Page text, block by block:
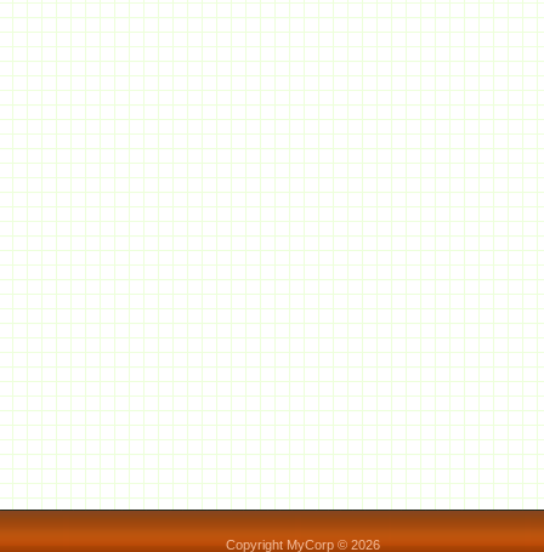
Copyright MyCorp © 2026